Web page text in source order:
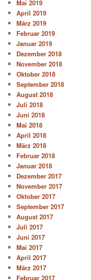
Mai 2019
April 2019
März 2019
Februar 2019
Januar 2019
Dezember 2018
November 2018
Oktober 2018
September 2018
August 2018
Juli 2018
Juni 2018
Mai 2018
April 2018
März 2018
Februar 2018
Januar 2018
Dezember 2017
November 2017
Oktober 2017
September 2017
August 2017
Juli 2017
Juni 2017
Mai 2017
April 2017
März 2017
Februar 2017